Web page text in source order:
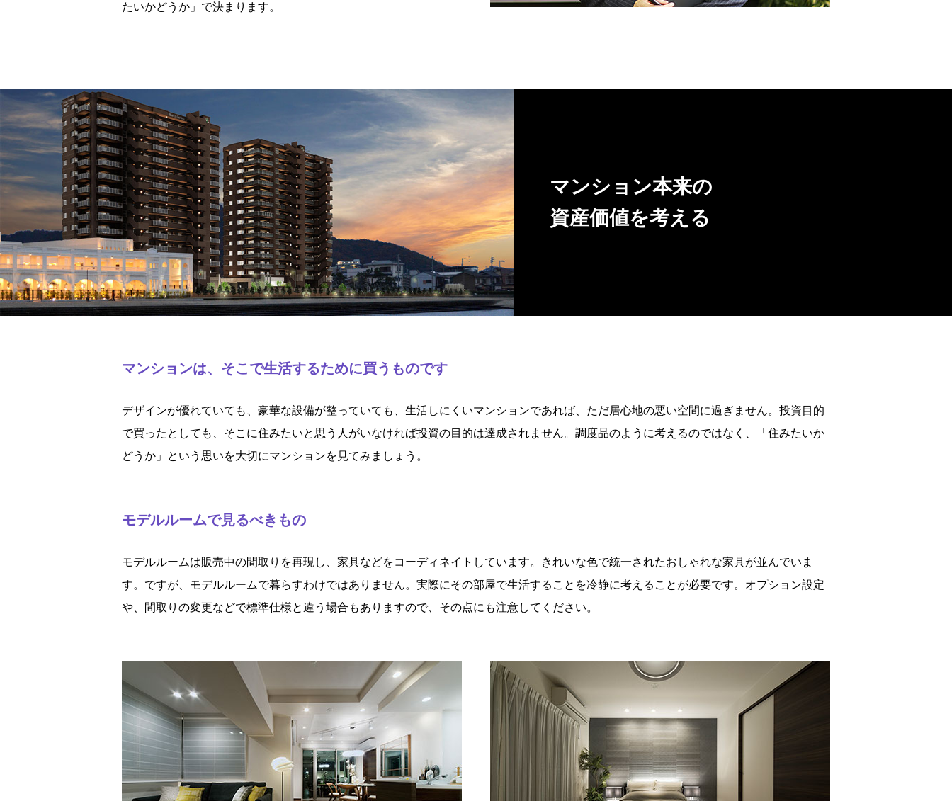
たいかどうか」で決まります。
マンション本来の
資産価値を考える
マンションは、そこで生活するために買うものです
デザインが優れていても、豪華な設備が整っていても、生活しにくいマンションであれば、ただ居心地の悪い空間に過ぎません。投資目的
で買ったとしても、そこに住みたいと思う人がいなければ投資の目的は達成されません。調度品のように考えるのではなく、「住みたいか
どうか」という思いを大切にマンションを見てみましょう。
モデルルームで見るべきもの
モデルルームは販売中の間取りを再現し、家具などをコーディネイトしています。きれいな色で統一されたおしゃれな家具が並んでいま
す。ですが、モデルルームで暮らすわけではありません。実際にその部屋で生活することを冷静に考えることが必要です。オプション設定
や、間取りの変更などで標準仕様と違う場合もありますので、その点にも注意してください。